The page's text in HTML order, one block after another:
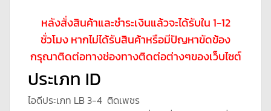
หลังสั่งสินค้าและชำระเงินแล้วจะได้รับใน 1-12
ชั่วโมง หากไม่ได้รับสินค้าหรือมีปัญหาขัดข้อง
กรุณาติดต่อทางช่องทางติดต่อต่างๆของเว็บไซต์
ประเภท ID
ไอดีประเภท LB 3-4 ติดเพชร